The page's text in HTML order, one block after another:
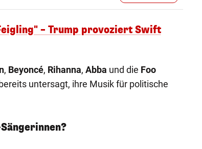
– Trump provoziert Swift
, Beyoncé, Rihanna, Abba und die Foo
untersagt, ihre Musik für politische